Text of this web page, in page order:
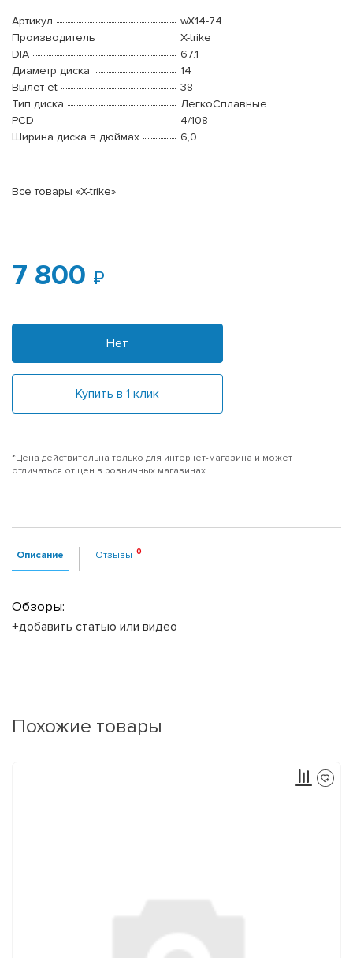
Артикул
wX14-74
Производитель
X-trike
DIA
67.1
Диаметр диска
14
Вылет et
38
Тип диска
ЛегкоСплавные
PCD
4/108
Ширина диска в дюймах
6,0
Все товары «X-trike»
7 800
Нет
Купить в 1 клик
*Цена действительна только для интернет-магазина и может
отличаться от цен в розничных магазинах
Описание Отзывы
Обзоры:
+добавить статью или видео
Похожие товары